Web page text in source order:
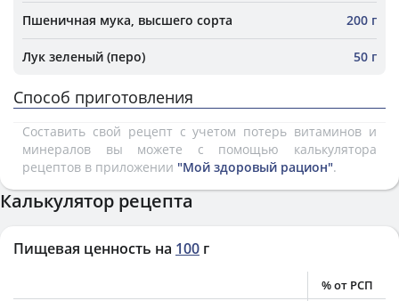
Пшеничная мука, высшего сорта 200 г
Лук зеленый (перо) 50 г
Способ приготовления
Составить свой рецепт с учетом потерь витаминов и
минералов вы можете с помощью калькулятора
рецептов в приложении "Мой здоровый рацион".
Калькулятор рецепта
Пищевая ценность на 100 г
% от РСП